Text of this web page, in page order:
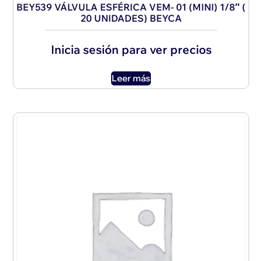
BEY539 VÁLVULA ESFÉRICA VEM- 01 (MINI) 1/8″ (
20 UNIDADES) BEYCA
Inicia sesión para ver precios
Leer más